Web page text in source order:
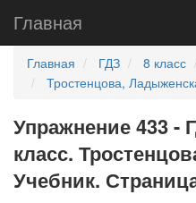
Главная
Главная ГДЗ 8 класс
Тростенцова,
Упражнение 433 -
класс.
Учебник.